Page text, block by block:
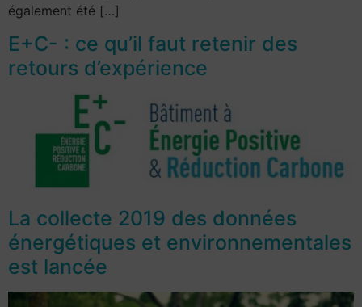
également été […]
E+C- : ce qu’il faut retenir des
retours d’expérience
La collecte 2019 des données
énergétiques et environnementales
est lancée